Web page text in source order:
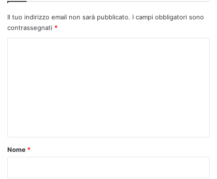
Il tuo indirizzo email non sarà pubblicato. I campi obbligatori sono
contrassegnati *
o
Nome *